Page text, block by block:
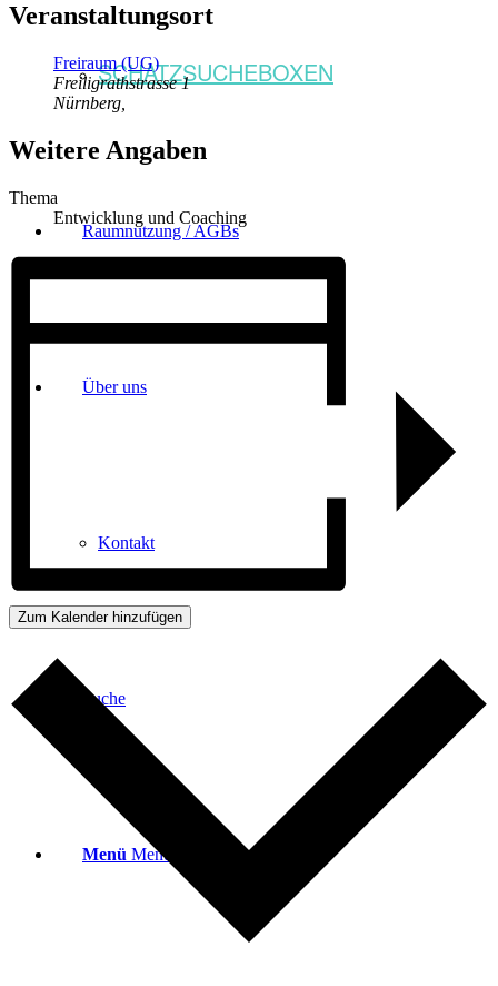
SCHATZSUCHEBOXEN
Raumnutzung / AGBs
Über uns
Kontakt
Suche
Menü Menü
Veranstaltungsort
Freiraum (UG)
Freiligrathstrasse 1
Nürnberg
Weitere Angaben
Thema
Entwicklung und Coaching
Zum Kalender hinzufügen